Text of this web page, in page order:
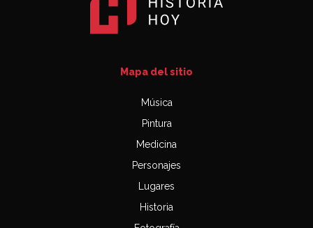
Mapa del sitio
Música
Pintura
Medicina
Personajes
Lugares
Historia